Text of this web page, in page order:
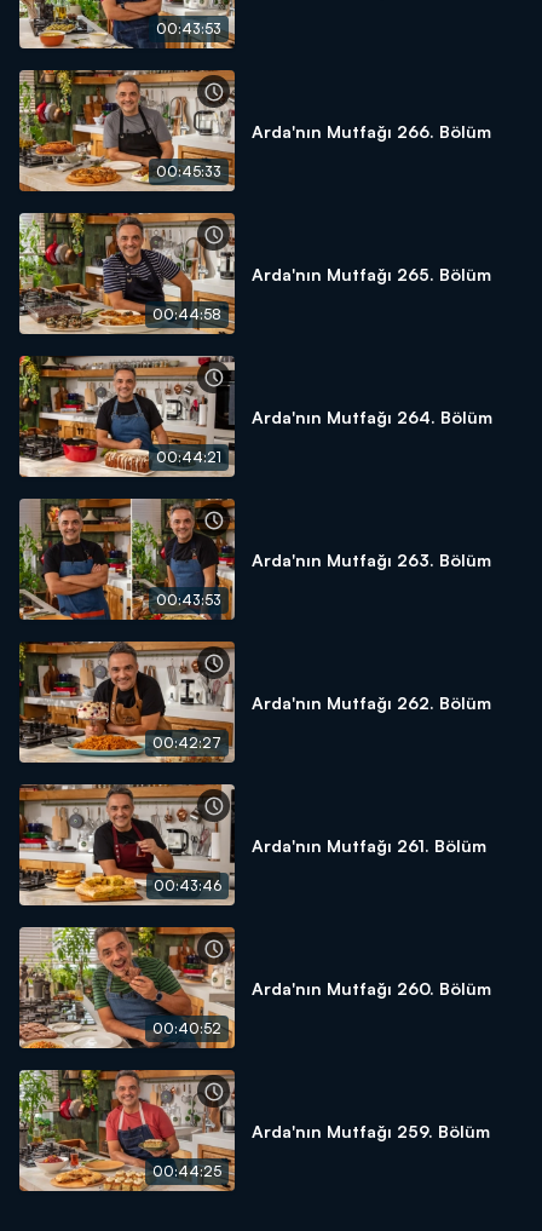
00:43:53
00:45:33
Arda'nın Mutfağı 266. Bölüm
00:44:58
Arda'nın Mutfağı 265. Bölüm
00:44:21
Arda'nın Mutfağı 264. Bölüm
00:43:53
Arda'nın Mutfağı 263. Bölüm
00:42:27
Arda'nın Mutfağı 262. Bölüm
00:43:46
Arda'nın Mutfağı 261. Bölüm
00:40:52
Arda'nın Mutfağı 260. Bölüm
00:44:25
Arda'nın Mutfağı 259. Bölüm